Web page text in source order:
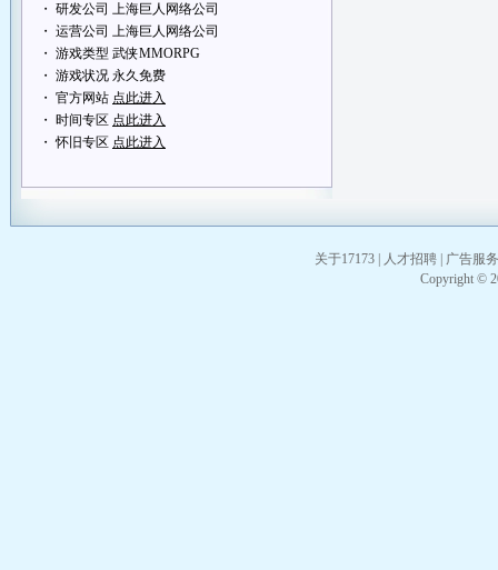
・ 研发公司 上海巨人网络公司
・ 运营公司 上海巨人网络公司
・ 游戏类型 武侠MMORPG
・ 游戏状况 永久免费
・ 官方网站 点此进入
・ 时间专区 点此进入
・ 怀旧专区 点此进入
关于17173 人才招聘
广告服务
Copyright ©